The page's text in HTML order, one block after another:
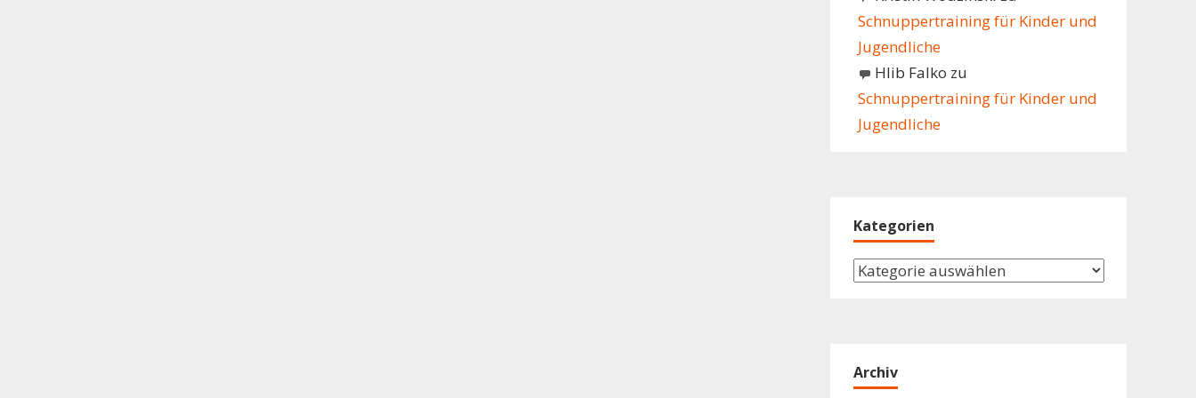
Schnuppertraining für Kinder und
Jugendliche
Hlib Falko zu
Schnuppertraining für Kinder und
Jugendliche
Kategorien
Kategorien
Archiv